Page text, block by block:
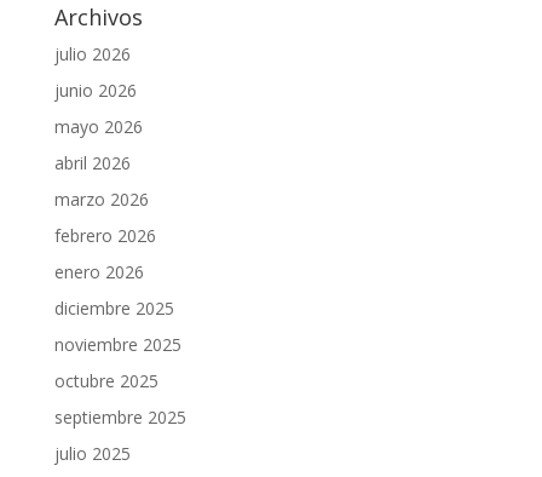
Archivos
julio 2026
junio 2026
mayo 2026
abril 2026
marzo 2026
febrero 2026
enero 2026
diciembre 2025
noviembre 2025
octubre 2025
septiembre 2025
julio 2025